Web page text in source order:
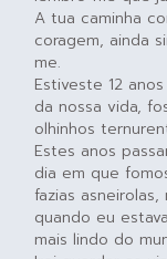
A tua caminha
coragem, ainda
me.
Estiveste 12
da nossa vida,
olhinhos
Estes anos
dia em que
fazias
quando eu
mais lindo do